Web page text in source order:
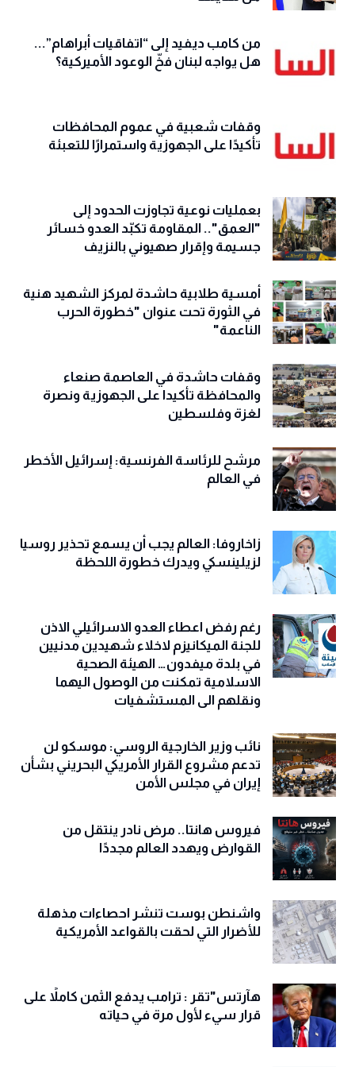
من كامب ديفيد إلى “اتفاقيات أبراهام”...
هل يواجه لبنان فخّ الوعود الأميركية؟
وقفات شعبية في عموم المحافظات
تأكيدًا على الجهوزية واستمرارًا للتعبئة
بعمليات نوعية تجاوزت الحدود إلى
"العمق".. المقاومة تكبّد العدو خسائر
جسيمة وإقرار صهيوني بالنزيف
أمسية طلابية حاشدة لمركز الشهيد هنية
في الثورة تحت عنوان "خطورة الحرب
الناعمة"
وقفات حاشدة في العاصمة صنعاء
والمحافظة تأكيدا على الجهوزية ونصرة
لغزة وفلسطين
مرشح للرئاسة الفرنسية: إسرائيل الأخطر
في العالم
زاخاروفا: العالم يجب أن يسمع تحذير روسيا
لزيلينسكي ويدرك خطورة اللحظة
رغم رفض اعطاء العدو الاسرائيلي الاذن
للجنة الميكانيزم لاخلاء شهيدين مدنيين
في بلدة ميفدون… الهيئة الصحية
الاسلامية تمكنت من الوصول اليهما
ونقلهم الى المستشفيات
نائب وزير الخارجية الروسي: موسكو لن
تدعم مشروع القرار الأمريكي البحريني بشأن
إيران في مجلس الأمن
فيروس هانتا.. مرض نادر ينتقل من
القوارض ويهدد العالم مجددًا
واشنطن بوست تنشر احصاءات مذهلة
للأضرار التي لحقت بالقواعد الأمريكية
هآرتس"تقر : ترامب يدفع الثمن كاملاً على
قرار سيء لأول مرة في حياته